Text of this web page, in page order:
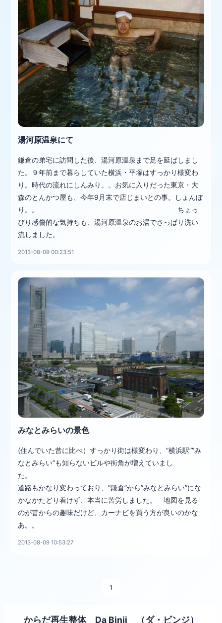
湯河原温泉にて
鎌倉の弟宅に訪問した後、湯河原温泉まで足を延ばしまし
た。９年前まで暮らしていた横浜・平塚はすっかり様変わ
り。時代の流れにしんみり。。お気に入りだった東京・大
森のとんかつ屋も、今年9月末で店じまいとの事。しょんぼ
り。。 ちょっ
ぴり感傷的な気持ちも、湯河原温泉のお湯でさっぱり洗い
流しました。
2013-08-09 00:23:51
みなとみらいの景色
(住んでいた昔に比べ）すっかり街は様変わり、”横浜駅””み
なとみらい”も知らないビルや街角が増えていまし
た
道路もかなり変わっており、”鎌倉”から”みなとみらい”にな
かなかたどり着けず、本当に苦労しました。 地図を見る
のが昔からの趣味だけど、カーナビを買う方が良いのかな
あ。。
2013-08-09 10:53:27
1
からだ再生整体 Da Binji （ダ・ビンジ）